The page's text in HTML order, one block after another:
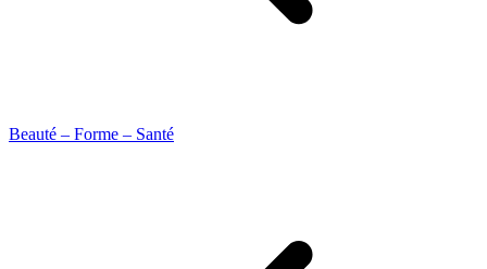
Beauté – Forme – Santé